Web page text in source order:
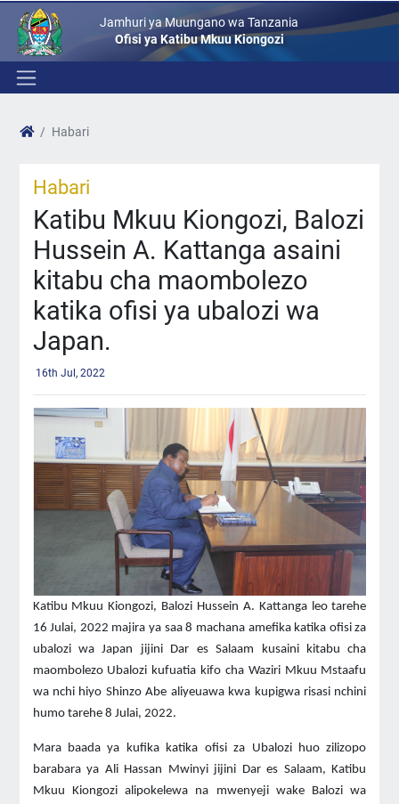
Jamhuri ya Muungano wa Tanzania
Ofisi ya Katibu Mkuu Kiongozi
Habari
Habari
Katibu Mkuu Kiongozi, Balozi
Hussein A. Kattanga asaini
kitabu cha maombolezo
katika ofisi ya ubalozi wa
Japan.
16th Jul, 2022
Katibu Mkuu Kiongozi, Balozi Hussein A. Kattanga leo tarehe
16 Julai, 2022 majira ya saa 8 machana amefika katika ofisi za
ubalozi wa Japan jijini Dar es Salaam kusaini kitabu cha
maombolezo Ubalozi kufuatia kifo cha Waziri Mkuu Mstaafu
wa nchi hiyo Shinzo Abe aliyeuawa kwa kupigwa risasi nchini
humo tarehe 8 Julai, 2022.
Mara baada ya kufika katika ofisi za Ubalozi huo zilizopo
barabara ya Ali Hassan Mwinyi jijini Dar es Salaam, Katibu
Mkuu Kiongozi alipokelewa na mwenyeji wake Balozi wa